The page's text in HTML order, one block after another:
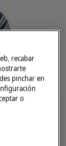
recabar
pinchar en
o